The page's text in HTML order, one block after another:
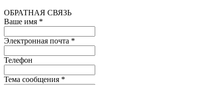
ОБРАТНАЯ СВЯЗЬ
Ваше имя *
Электронная почта *
Телефон
Тема сообщения *